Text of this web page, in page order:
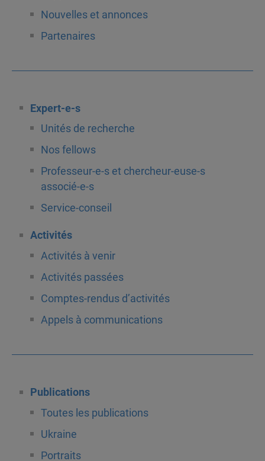
Nouvelles et annonces
Partenaires
Expert-e-s
Unités de recherche
Nos fellows
Professeur-e-s et chercheur-euse-s
associé-e-s
Service-conseil
Activités
Activités à venir
Activités passées
Comptes-rendus d’activités
Appels à communications
Publications
Toutes les publications
Ukraine
Portraits